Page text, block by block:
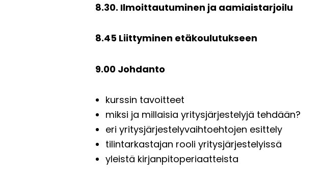
8.30. Ilmoittautuminen ja aamiaistarjoilu
8.45 Liittyminen etäkoulutukseen
9.00 Johdanto
kurssin tavoitteet
miksi ja millaisia yritysjärjestelyjä tehdään?
eri yritysjärjestelyvaihtoehtojen esittely
tilintarkastajan rooli yritysjärjestelyissä
yleistä kirjanpitoperiaatteista